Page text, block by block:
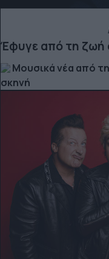
Έφυγε από τη
Μουσικά νέα από
σκηνή